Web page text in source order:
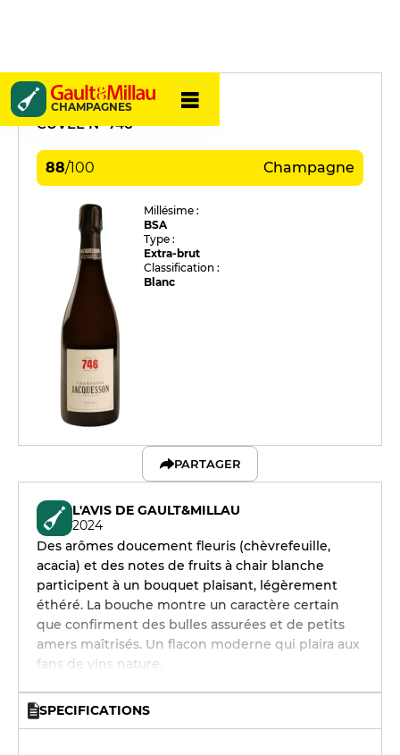
CHAMPAGNES
Jacquesson
CUVÉE N° 746
88/100 Champagne
Millésime :
BSA
Type :
Extra-brut
Classification :
Blanc
PARTAGER
L'AVIS DE GAULT&MILLAU
2024
Des arômes doucement fleuris (chèvrefeuille,
acacia) et des notes de fruits à chair blanche
participent à un bouquet plaisant, légèrement
éthéré. La bouche montre un caractère certain
que confirment des bulles assurées et de petits
amers maîtrisés. Un flacon moderne qui plaira aux
fans de vins nature.
SPECIFICATIONS